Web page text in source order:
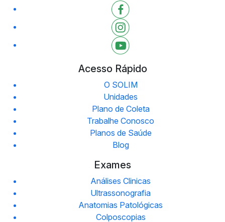
Acesso Rápido
O SOLIM
Unidades
Plano de Coleta
Trabalhe Conosco
Planos de Saúde
Blog
Exames
Análises Clinicas
Ultrassonografia
Anatomias Patológicas
Colposcopias